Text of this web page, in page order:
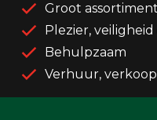
Groot assortiment
Plezier,
Behulpzaam
Verhuur,